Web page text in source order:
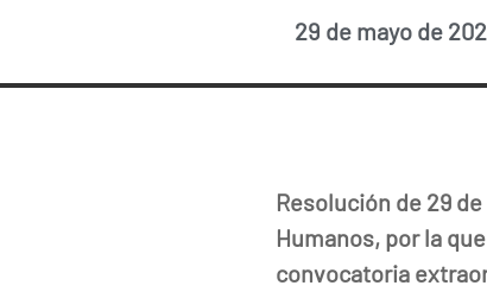
29 de mayo de
Resolución de 29
Humanos, por la
convocatoria